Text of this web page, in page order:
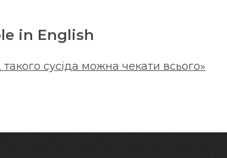
in English
сусіда можна чекати всього»